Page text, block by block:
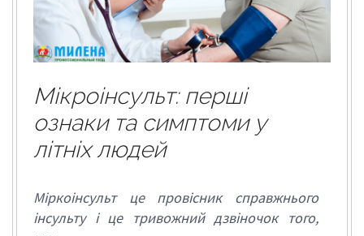
Мікроінсульт: перші
ознаки та симптоми у
літніх людей
Міркоінсульт це провісник справжнього
інсульту і це тривожний дзвіночок того,